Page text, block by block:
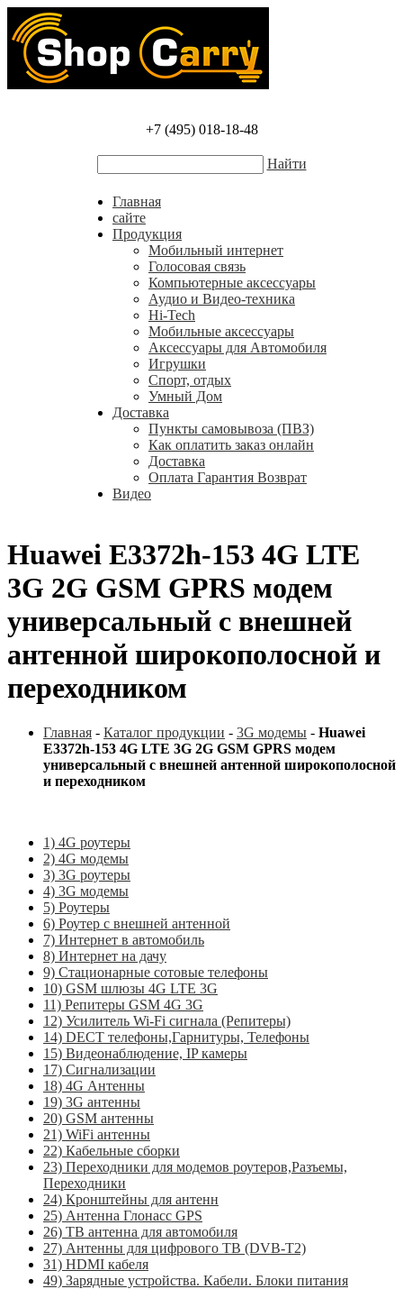
+7 (495) 018-18-48
Найти
Главная
сайте
Продукция
Мобильный интернет
Голосовая связь
Компьютерные аксессуары
Аудио и Видео-техника
Hi-Tech
Мобильные аксессуары
Аксессуары для Автомобиля
Игрушки
Спорт, отдых
Умный Дом
Доставка
Пункты самовывоза (ПВЗ)
Как оплатить заказ онлайн
Доставка
Оплата Гарантия Возврат
Видео
Huawei E3372h-153 4G LTE
3G 2G GSM GPRS модем
универсальный с внешней
антенной широкополосной и
переходником
Главная - Каталог продукции - 3G модемы - Huawei
E3372h-153 4G LTE 3G 2G GSM GPRS модем
универсальный с внешней антенной широкополосной
и переходником
1) 4G роутеры
2) 4G модемы
3) 3G роутеры
4) 3G модемы
5) Роутеры
6) Роутер с внешней антенной
7) Интернет в автомобиль
8) Интернет на дачу
9) Стационарные сотовые телефоны
10) GSM шлюзы 4G LTE 3G
11) Репитеры GSM 4G 3G
12) Усилитель Wi-Fi сигнала (Репитеры)
14) DECT телефоны,Гарнитуры, Телефоны
15) Видеонаблюдение, IP камеры
17) Сигнализации
18) 4G Антенны
19) 3G антенны
20) GSM антенны
21) WiFi антенны
22) Кабельные сборки
23) Переходники для модемов роутеров,Разъемы,
Переходники
24) Кронштейны для антенн
25) Антенна Глонасс GPS
26) ТВ антенна для автомобиля
27) Антенны для цифрового ТВ (DVB-T2)
31) HDMI кабеля
49) Зарядные устройства. Кабели. Блоки питания